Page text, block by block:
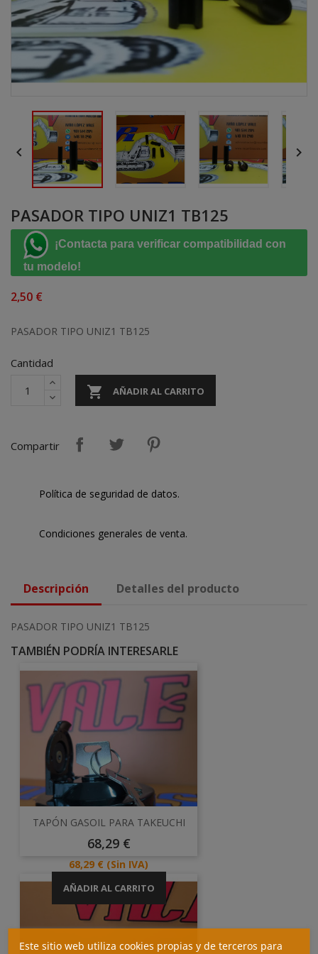
 
PASADOR TIPO UNIZ1 TB125
¡Contacta para verificar compatibilidad con
tu modelo!
2,50 €
PASADOR TIPO UNIZ1 TB125
Cantidad
 AÑADIR AL CARRITO
Compartir
Política de seguridad de datos.
Condiciones generales de venta.
Descripción Detalles del producto
PASADOR TIPO UNIZ1 TB125
TAMBIÉN PODRÍA INTERESARLE
TAPÓN GASOIL PARA TAKEUCHI
Precio
68,29 €
Precio
68,29 € (Sin IVA)
AÑADIR AL CARRITO
Este sitio web utiliza cookies propias y de terceros para